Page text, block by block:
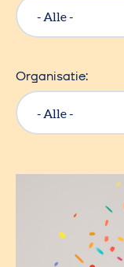
Organisatie